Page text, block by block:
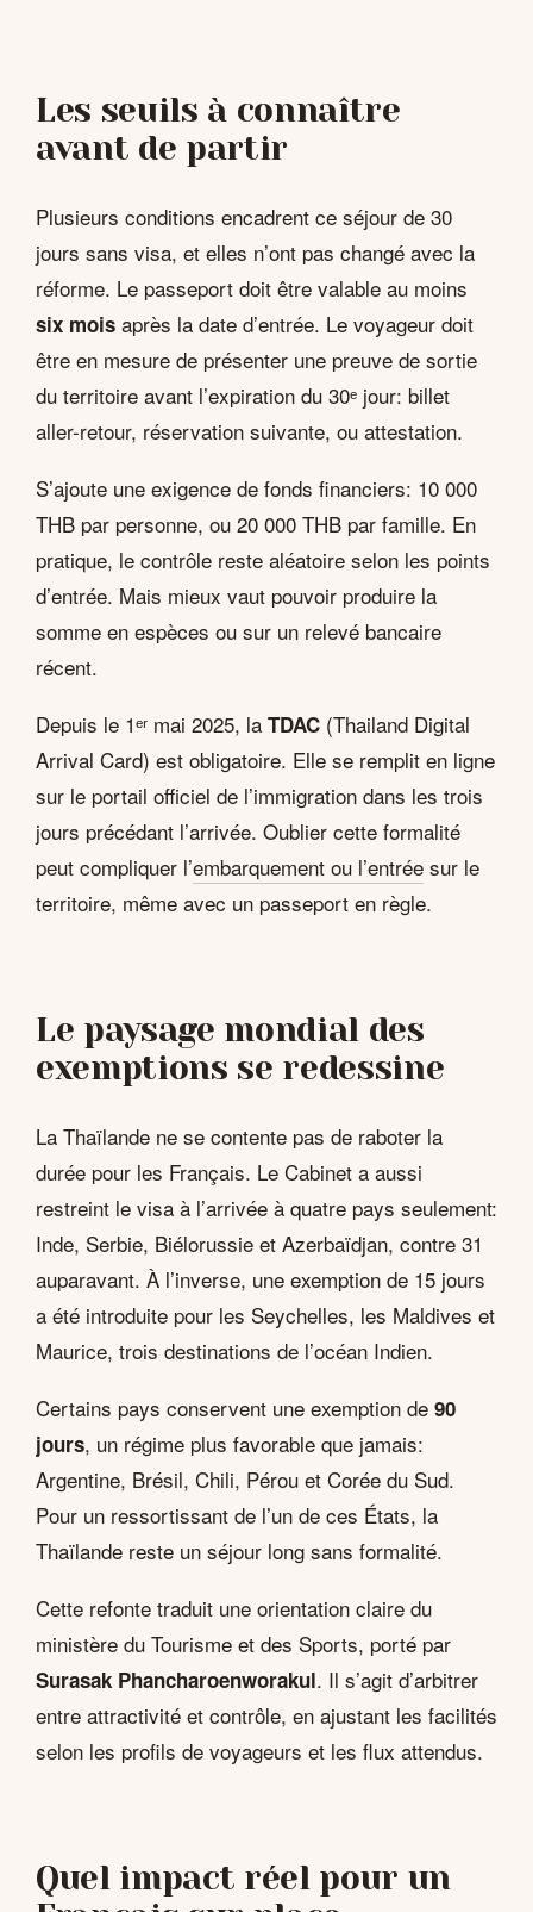
Les seuils à connaître
avant de partir
Plusieurs conditions encadrent ce séjour de 30
jours sans visa, et elles n’ont pas changé avec la
réforme. Le passeport doit être valable au moins
six mois après la date d’entrée. Le voyageur doit
être en mesure de présenter une preuve de sortie
du territoire avant l’expiration du 30ᵉ jour: billet
aller-retour, réservation suivante, ou attestation.
S’ajoute une exigence de fonds financiers: 10 000
THB par personne, ou 20 000 THB par famille. En
pratique, le contrôle reste aléatoire selon les points
d’entrée. Mais mieux vaut pouvoir produire la
somme en espèces ou sur un relevé bancaire
récent.
Depuis le 1ᵉʳ mai 2025, la TDAC (Thailand Digital
Arrival Card) est obligatoire. Elle se remplit en ligne
sur le portail officiel de l’immigration dans les trois
jours précédant l’arrivée. Oublier cette formalité
peut compliquer l’embarquement ou l’entrée sur le
territoire, même avec un passeport en règle.
Le paysage mondial des
exemptions se redessine
La Thaïlande ne se contente pas de raboter la
durée pour les Français. Le Cabinet a aussi
restreint le visa à l’arrivée à quatre pays seulement:
Inde, Serbie, Biélorussie et Azerbaïdjan, contre 31
auparavant. À l’inverse, une exemption de 15 jours
a été introduite pour les Seychelles, les Maldives et
Maurice, trois destinations de l’océan Indien.
Certains pays conservent une exemption de 90
jours, un régime plus favorable que jamais:
Argentine, Brésil, Chili, Pérou et Corée du Sud.
Pour un ressortissant de l’un de ces États, la
Thaïlande reste un séjour long sans formalité.
Cette refonte traduit une orientation claire du
ministère du Tourisme et des Sports, porté par
Surasak Phancharoenworakul. Il s’agit d’arbitrer
entre attractivité et contrôle, en ajustant les facilités
selon les profils de voyageurs et les flux attendus.
Quel impact réel pour un